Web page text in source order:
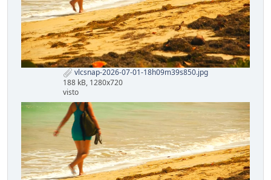
vlcsnap-2026-07-01-18h09m39s850.jpg
188 kB, 1280x720
visto